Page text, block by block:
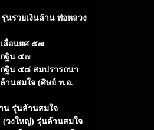
นรวยเงินล้าน พ่อหลวง
ลื่อนยศ ๕๗
กฐิน ๕๗
ฐิน ๕๘ สมปรารถนา
านสมใจ (ศิษย์ ท.อ.
น รุ่นล้านสมใจ
(วงใหญ่) รุ่นล้านสมใจ